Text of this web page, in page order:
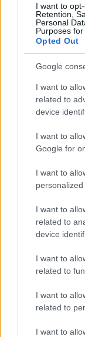
I want to
Retention,
Personal
Purposes for
Opted Out
Google
I want to
related to
device
I want to
Google for
I want to
personalized
I want to
related to
device
I want to
related to
I want to
related to
I want to
Condividi
F
a
ce
b
o
k
T
w
it
te
NOTIZIE RECENTI
Le